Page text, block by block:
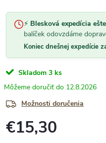
⚡ Blesková expedícia
balíček odovzdáme
Koniec dnešnej expedície
Skladom 3 ks
12.8.2026
Možnosti doručenia
€15,30